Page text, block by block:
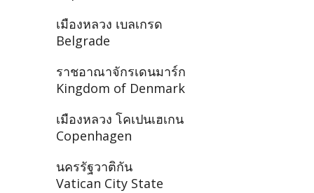
เมืองหลวง เบลเกรด
Belgrade
ราชอาณาจักรเดนมาร์ก
Kingdom of Denmark
เมืองหลวง โคเปนเฮเกน
Copenhagen
นครรัฐวาติกัน
Vatican City State